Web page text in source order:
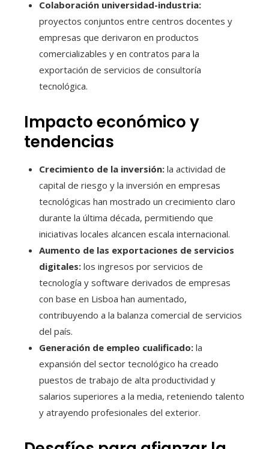
Colaboración universidad-industria:
proyectos conjuntos entre centros docentes y
empresas que derivaron en productos
comercializables y en contratos para la
exportación de servicios de consultoría
tecnológica.
Impacto económico y
tendencias
Crecimiento de la inversión: la actividad de
capital de riesgo y la inversión en empresas
tecnológicas han mostrado un crecimiento claro
durante la última década, permitiendo que
iniciativas locales alcancen escala internacional.
Aumento de las exportaciones de servicios
digitales: los ingresos por servicios de
tecnología y software derivados de empresas
con base en Lisboa han aumentado,
contribuyendo a la balanza comercial de servicios
del país.
Generación de empleo cualificado: la
expansión del sector tecnológico ha creado
puestos de trabajo de alta productividad y
salarios superiores a la media, reteniendo talento
y atrayendo profesionales del exterior.